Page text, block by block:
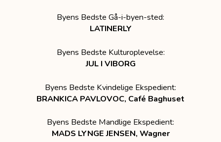
Byens Bedste Gå-i-byen-sted:
LATINERLY
Byens Bedste Kulturoplevelse:
JUL I VIBORG
Byens Bedste Kvindelige Ekspedient:
BRANKICA PAVLOVOC, Café Baghuset
Byens Bedste Mandlige Ekspedient:
MADS LYNGE JENSEN, Wagner